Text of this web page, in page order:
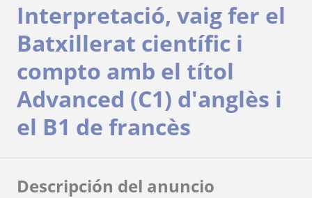
Interpretació, vaig fer el
Batxillerat científic i
compto amb el títol
Advanced (C1) d'anglès i
el B1 de francès
Descripción del anuncio